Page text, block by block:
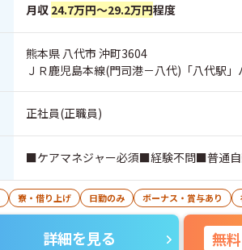
月収 24.7万円～29.2万円程度
熊本県 八代市 沖町3604
ＪＲ鹿児島本線(門司港－八代)「八代駅
正社員(正職員)
■ケアマネジャー必須■経験不問■普通自
寮・借り上げ 日勤のみ ボーナス・賞与あり
詳細を見る 無料